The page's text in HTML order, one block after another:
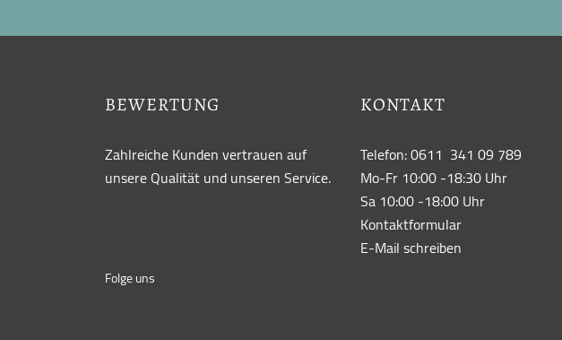
BEWERTUNG
Zahlreiche Kunden vertrauen auf
unsere Qualität und unseren Service.
Folge uns
KONTAKT
Telefon: 0611 341 09 789
Mo-Fr 10:00 -18:30 Uhr
Sa 10:00 -18:00 Uhr
Kontaktformular
E-Mail schreiben